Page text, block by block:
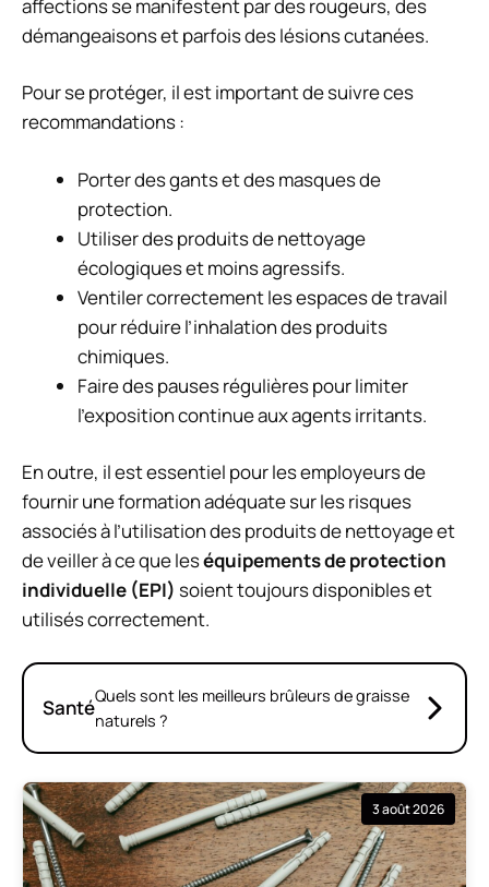
affections se manifestent par des rougeurs, des
démangeaisons et parfois des lésions cutanées.
Pour se protéger, il est important de suivre ces
recommandations :
Porter des gants et des masques de
protection.
Utiliser des produits de nettoyage
écologiques et moins agressifs.
Ventiler correctement les espaces de travail
pour réduire l’inhalation des produits
chimiques.
Faire des pauses régulières pour limiter
l’exposition continue aux agents irritants.
En outre, il est essentiel pour les employeurs de
fournir une formation adéquate sur les risques
associés à l’utilisation des produits de nettoyage et
de veiller à ce que leséquipements de protection
individuelle (EPI) soient toujours disponibles et
utilisés correctement.
SantéQuels sont les meilleurs brûleurs de graisse
naturels ?
3 août 2026